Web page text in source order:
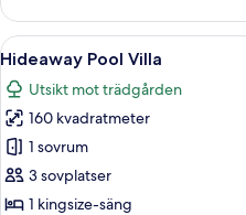
Villa
Standardrum
Öppna
alla
foton
för
Hideaway
Pool
Villa
8
Hideaway Pool Villa
Utsikt mot trädgården
160 kvadratmeter
1 sovrum
3 sovplatser
1 kingsize-säng